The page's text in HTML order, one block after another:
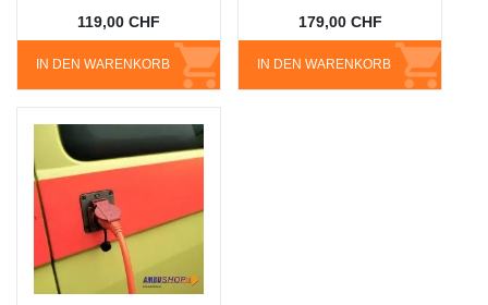
IN DEN WARENKORB
119,00 CHF
IN DEN WARENKORB
179,00 CHF